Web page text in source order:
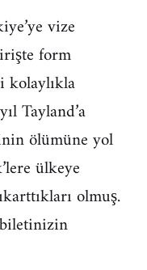
vize
form
Tayland’a
ölümüne yol
ülkeye
olmuş.